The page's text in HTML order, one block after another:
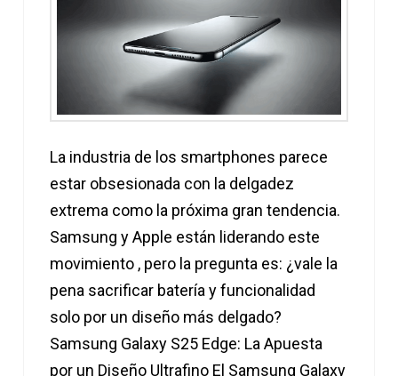
La industria de los smartphones parece
estar obsesionada con la delgadez
extrema como la próxima gran tendencia.
Samsung y Apple están liderando este
movimiento , pero la pregunta es: ¿vale la
pena sacrificar batería y funcionalidad
solo por un diseño más delgado?
Samsung Galaxy S25 Edge: La Apuesta
por un Diseño Ultrafino El Samsung Galaxy